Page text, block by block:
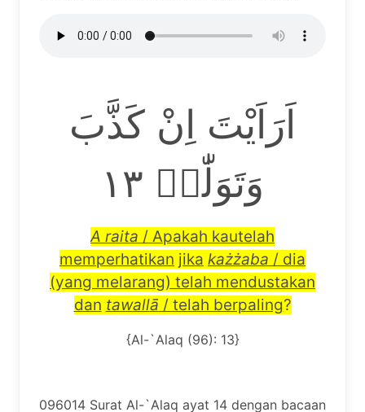
اَرَاَيْتَ اِنْ كَذَّبَ
وَتَوَلّٰىۗ ١٣
A raita / Apakah kautelah
memperhatikan jika każżaba / dia
(yang melarang) telah mendustakan
dan tawallā / telah berpaling?
{Al-`Alaq (96): 13}
096014 Surat Al-`Alaq ayat 14 dengan bacaan